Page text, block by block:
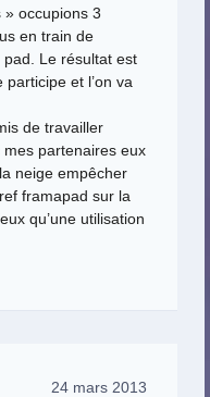
» occupions 3
en train de
Le résultat est
et l’on va
de travailler
partenaires eux
neige empêcher
framapad sur la
qu’une utilisation
24 mars 2013